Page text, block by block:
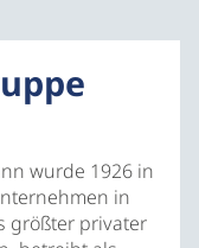
wurde 1926 in
in
größter privater